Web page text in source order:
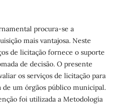
procura-se a
mais vantajosa. Neste
de licitação fornece o suporte
de decisão. O presente
os serviços de licitação para
um órgãos público municipal.
foi utilizada a Metodologia